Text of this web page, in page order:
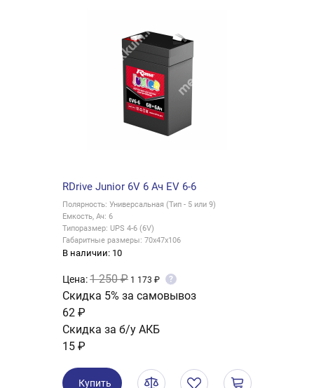
RDrive Junior 6V 6 Ач EV 6-6
Полярность: Универсальная (Тип - 5 или 9)
Емкость, Ач: 6
Типоразмер: UPS 4-6 (6V)
Габаритные размеры: 70x47x106
В наличии: 10
Цена:1 250 ₽ 1 173 ₽ ?
Скидка 5% за самовывоз
62 ₽
Скидка за б/у АКБ
15 ₽
Купить